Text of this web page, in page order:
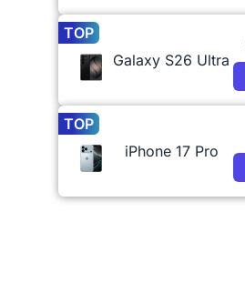
TOP
Galaxy S26 Ultra
TOP
iPhone 17 Pro